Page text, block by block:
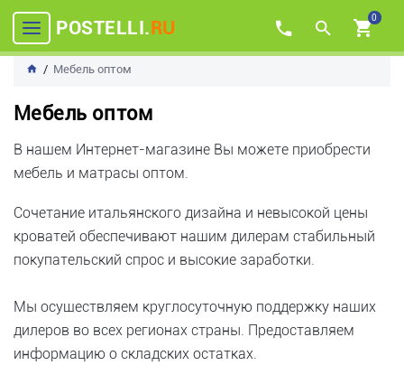
POSTELLI.RU 0
Мебель оптом
Мебель оптом
В нашем Интернет-магазине Вы можете приобрести
мебель и матрасы оптом.
Сочетание итальянского дизайна и невысокой цены
кроватей обеспечивают нашим дилерам стабильный
покупательский спрос и высокие заработки.
Мы осуществляем круглосуточную поддержку наших
дилеров во всех регионах страны. Предоставляем
информацию о складских остатках.